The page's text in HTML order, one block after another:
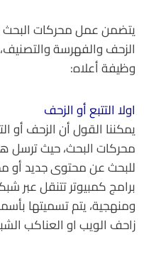
يتضمن عمل محركات البحث
الزحف والفهرسة
وظيفة أعلاه:
اولا التتبع أو الزحف
يمكننا القول أن الزحف أو
محركات البحث، حيث ترسل
للبحث عن محتوى جديد أو
برامج كمبيوتر تتنقل عبر
ومنهجية، يتم تسميتها
زاحف الويب او العناكب